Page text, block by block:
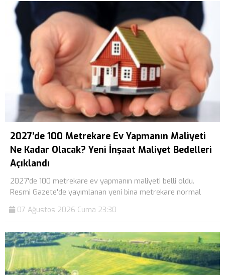
2027’de 100 Metrekare Ev Yapmanın Maliyeti
Ne Kadar Olacak? Yeni İnşaat Maliyet Bedelleri
Açıklandı
2027'de 100 metrekare ev yapmanın maliyeti belli oldu.
Resmi Gazete'de yayımlanan yeni bina metrekare normal
07 Ağustos 2026 Cuma 23:30